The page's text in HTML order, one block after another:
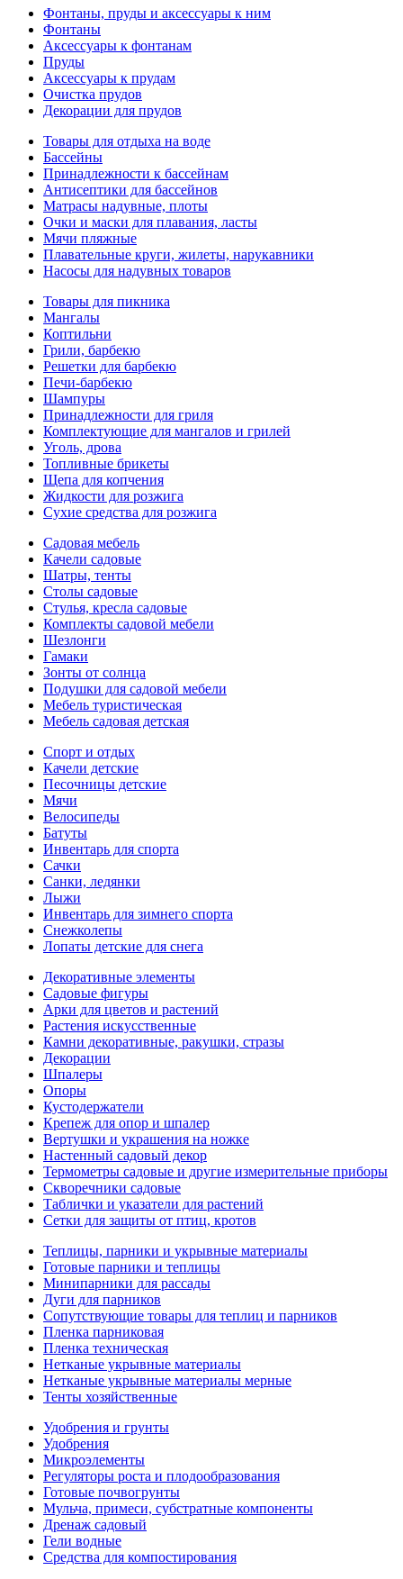
Фонтаны, пруды и аксессуары к ним
Фонтаны
Аксессуары к фонтанам
Пруды
Аксессуары к прудам
Очистка прудов
Декорации для прудов
Товары для отдыха на воде
Бассейны
Принадлежности к бассейнам
Антисептики для бассейнов
Матраcы надувные, плоты
Очки и маски для плавания, ласты
Мячи пляжные
Плавательные круги, жилеты, нарукавники
Насосы для надувных товаров
Товары для пикника
Мангалы
Коптильни
Грили, барбекю
Решетки для барбекю
Печи-барбекю
Шампуры
Принадлежности для гриля
Комплектующие для мангалов и грилей
Уголь, дрова
Топливные брикеты
Щепа для копчения
Жидкости для розжига
Сухие средства для розжига
Садовая мебель
Качели садовые
Шатры, тенты
Столы садовые
Стулья, кресла садовые
Комплекты садовой мебели
Шезлонги
Гамаки
Зонты от солнца
Подушки для садовой мебели
Мебель туристическая
Мебель садовая детская
Спорт и отдых
Качели детские
Песочницы детские
Мячи
Велосипеды
Батуты
Инвентарь для спорта
Сачки
Санки, ледянки
Лыжи
Инвентарь для зимнего спорта
Снежколепы
Лопаты детские для снега
Декоративные элементы
Садовые фигуры
Арки для цветов и растений
Растения искусственные
Камни декоративные, ракушки, стразы
Декорации
Шпалеры
Опоры
Кустодержатели
Крепеж для опор и шпалер
Вертушки и украшения на ножке
Настенный садовый декор
Термометры садовые и другие измерительные приборы
Скворечники садовые
Таблички и указатели для растений
Сетки для защиты от птиц, кротов
Теплицы, парники и укрывные материалы
Готовые парники и теплицы
Минипарники для рассады
Дуги для парников
Сопутствующие товары для теплиц и парников
Пленка парниковая
Пленка техническая
Нетканые укрывные материалы
Нетканые укрывные материалы мерные
Тенты хозяйственные
Удобрения и грунты
Удобрения
Микроэлементы
Регуляторы роста и плодообразования
Готовые почвогрунты
Мульча, примеси, субстратные компоненты
Дренаж садовый
Гели водные
Средства для компостирования